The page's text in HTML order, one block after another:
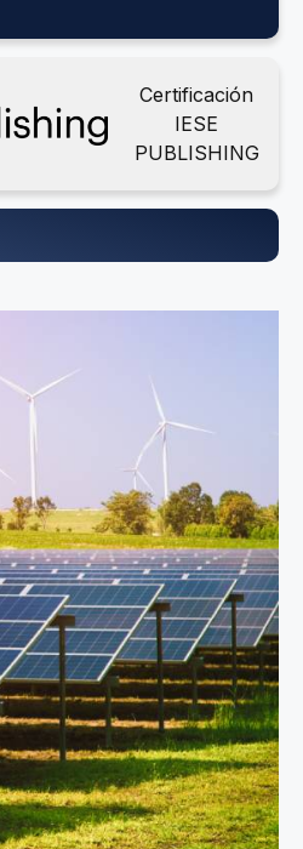
Certificación
IESE
PUBLISHING